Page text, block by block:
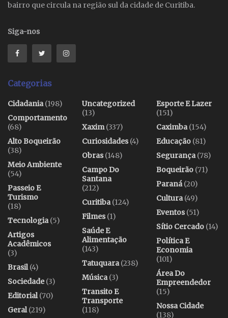
bairro que circula na região sul da cidade de Curitiba.
Siga-nos
Categorias
Cidadania(198)
Comportamento
(68)
Alto Boqueirão
(38)
Meio Ambiente
(54)
Passeio E
Turismo
(18)
Tecnologia(5)
Artigos
Acadêmicos
(3)
Brasil(4)
Sociedade(3)
Editorial(70)
Geral(219)
Uncategorized
(13)
Xaxim(337)
Curiosidades(4)
Obras(148)
Campo Do
Santana
(212)
Curitiba(124)
Filmes(1)
Saúde E
Alimentação
(143)
Tatuquara(238)
Música(3)
Transito E
Transporte
(118)
Esporte E Lazer
(151)
Caximba(154)
Educação (81)
Segurança(78)
Boqueirão (71)
Paraná(20)
Cultura(49)
Eventos(51)
Sítio Cercado (14)
Política E
Economia
(101)
Área Do
Empreendedor
(15)
Nossa Cidade
(138)